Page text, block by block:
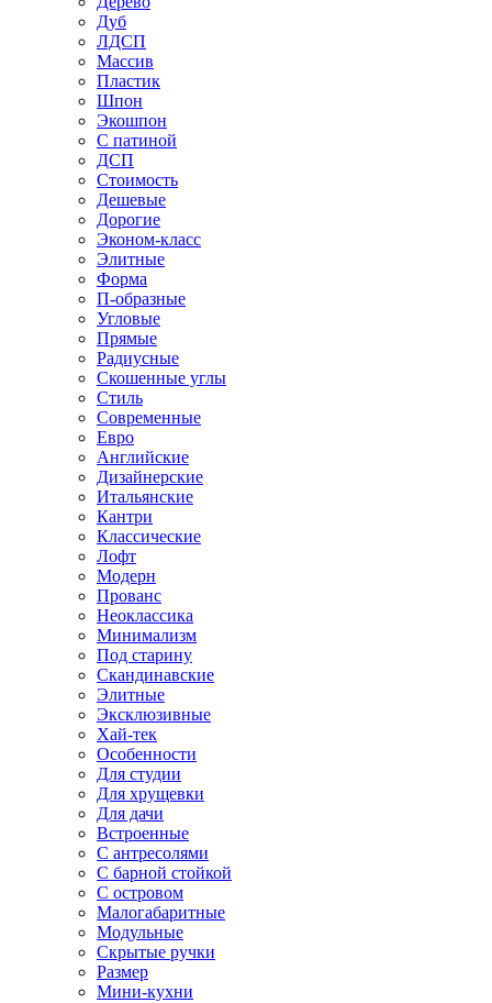
Дуб
ЛДСП
Массив
Пластик
Шпон
Экошпон
С патиной
ДСП
Стоимость
Дешевые
Дорогие
Эконом-класс
Элитные
Форма
П-образные
Угловые
Прямые
Радиусные
Скошенные углы
Стиль
Современные
Евро
Английские
Дизайнерские
Итальянские
Кантри
Классические
Лофт
Модерн
Прованс
Неоклассика
Минимализм
Под старину
Скандинавские
Элитные
Эксклюзивные
Хай-тек
Особенности
Для студии
Для хрущевки
Для дачи
Встроенные
С антресолями
С барной стойкой
С островом
Малогабаритные
Модульные
Скрытые ручки
Размер
Мини-кухни